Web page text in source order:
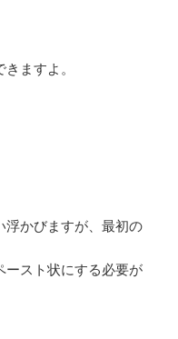
ますよ。
浮かびますが、最初の
ースト状にする必要が